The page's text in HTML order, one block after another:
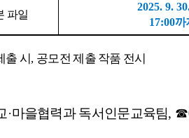
파일
2025. 9.
17:00까
출 시, 공모전 제출 작품 전시
·마을협력과 독서인문교육팀, ☎